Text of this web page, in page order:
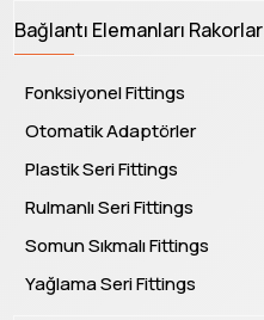
Bağlantı Elemanları Rakorlar
Fonksiyonel Fittings
Otomatik Adaptörler
Plastik Seri Fittings
Rulmanlı Seri Fittings
Somun Sıkmalı Fittings
Yağlama Seri Fittings